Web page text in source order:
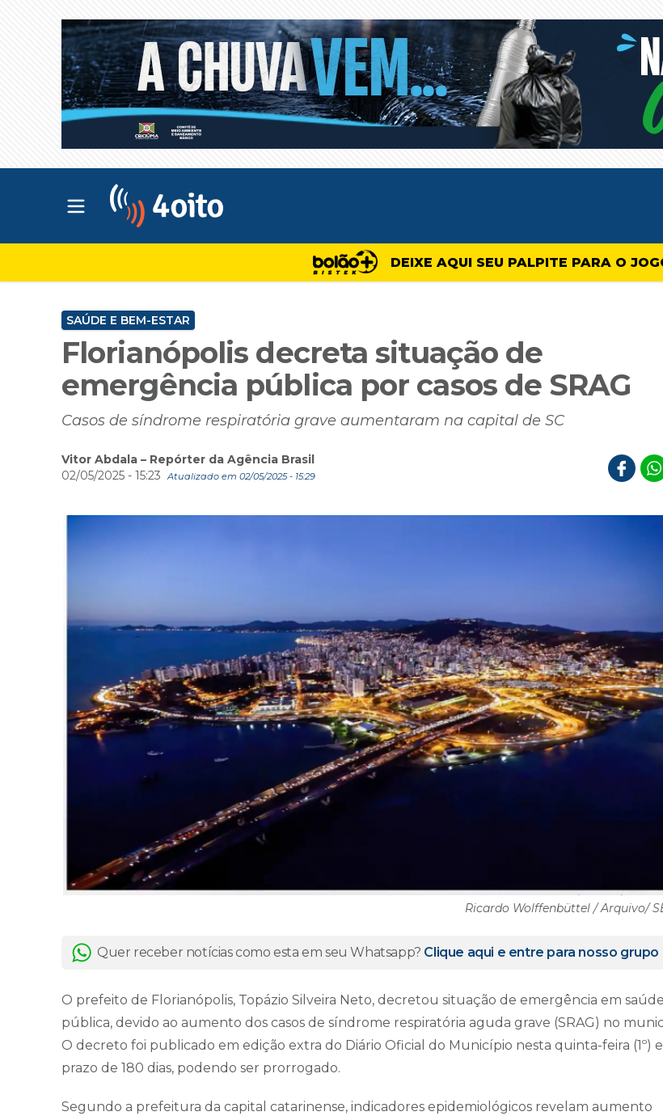
Abrir menu principal
DEIXE AQUI SEU PALPITE PARA O
SAÚDE E BEM-ESTAR
Florianópolis decreta situação de
emergência pública por casos de SRAG
Casos de síndrome respiratória grave aumentaram na capital de SC
Vitor Abdala – Repórter da Agência Brasil
02/05/2025 - 15:23
Atualizado em 02/05/2025 - 15:29
Ricardo Wolffenbüttel / Arquivo/
Quer receber notícias como esta em seu Whatsapp? Clique aqui e entre para nosso grupo
O prefeito de Florianópolis, Topázio Silveira Neto, decretou situação de emergência em saúde
pública, devido ao aumento dos casos de síndrome respiratória aguda grave (SRAG) no
O decreto foi publicado em edição extra do Diário Oficial do Município nesta quinta-feira (1º)
prazo de 180 dias, podendo ser prorrogado.
Segundo a prefeitura da capital catarinense, indicadores epidemiológicos revelam aumento